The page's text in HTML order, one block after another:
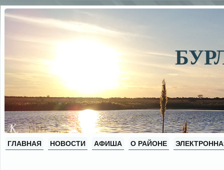
ГЛАВНАЯ НОВОСТИ АФИША О РАЙОНЕ